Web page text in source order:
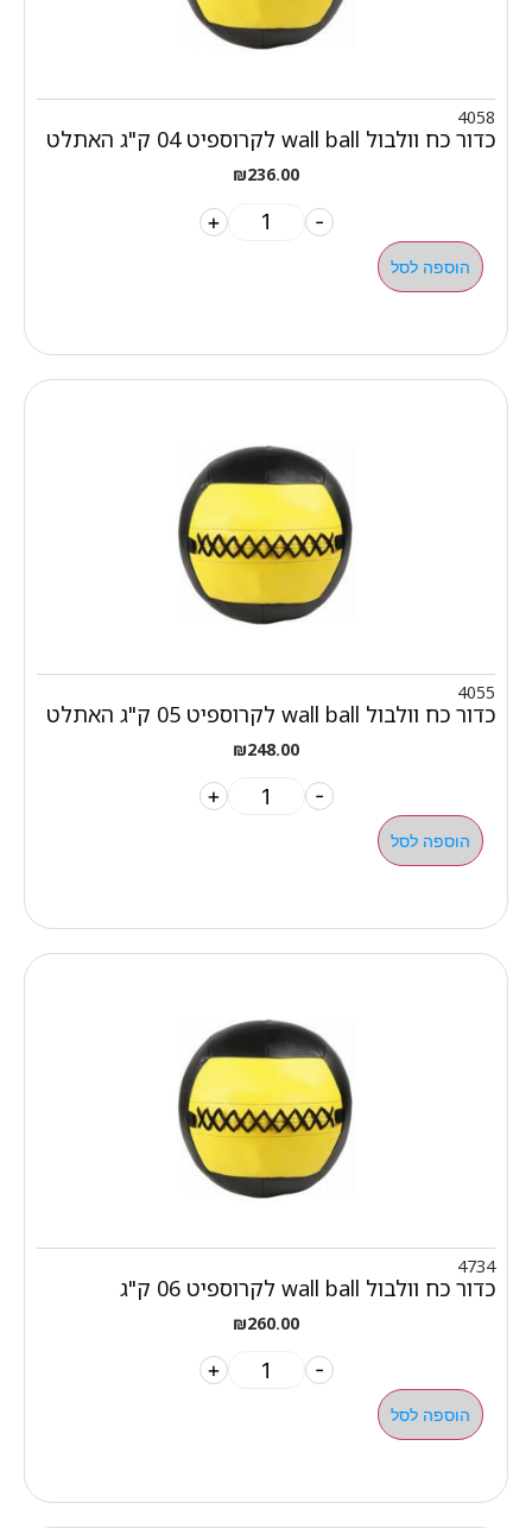
4058
כדור כח וולבול wall ball לקרוספיט 04 ק"ג האתלט
₪236.00
-
+
הוספה לסל
4055
כדור כח וולבול wall ball לקרוספיט 05 ק"ג האתלט
₪248.00
-
+
הוספה לסל
4734
כדור כח וולבול wall ball לקרוספיט 06 ק"ג
₪260.00
-
+
הוספה לסל